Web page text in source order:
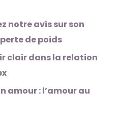
notre avis sur son
de poids
clair dans la relation
amour : l’amour au